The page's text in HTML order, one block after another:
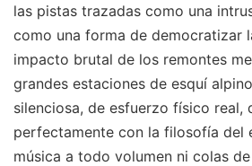
las pistas trazadas como una
como una forma de democratizar
impacto brutal de los remontes
grandes estaciones de esquí
silenciosa, de esfuerzo físico real,
perfectamente con la filosofía del
música a todo volumen ni colas